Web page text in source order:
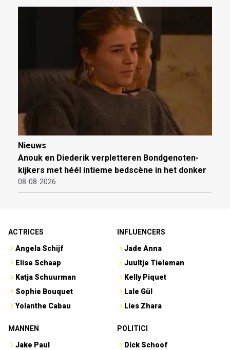
Nieuws
Anouk en Diederik verpletteren Bondgenoten-
kijkers met héél intieme bedscène in het donker
08-08-2026
ACTRICES
Angela Schijf
Elise Schaap
Katja Schuurman
Sophie Bouquet
Yolanthe Cabau
INFLUENCERS
Jade Anna
Juultje Tieleman
Kelly Piquet
Lale Gül
Lies Zhara
MANNEN
Jake Paul
POLITICI
Dick Schoof